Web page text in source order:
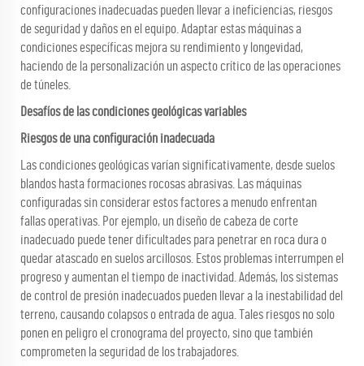
configuraciones inadecuadas pueden llevar a ineficiencias, riesgos
de seguridad y daños en el equipo. Adaptar estas máquinas a
condiciones específicas mejora su rendimiento y longevidad,
haciendo de la personalización un aspecto crítico de las operaciones
de túneles.
Desafíos de las condiciones geológicas variables
Riesgos de una configuración inadecuada
Las condiciones geológicas varían significativamente, desde suelos
blandos hasta formaciones rocosas abrasivas. Las máquinas
configuradas sin considerar estos factores a menudo enfrentan
fallas operativas. Por ejemplo, un diseño de cabeza de corte
inadecuado puede tener dificultades para penetrar en roca dura o
quedar atascado en suelos arcillosos. Estos problemas interrumpen el
progreso y aumentan el tiempo de inactividad. Además, los sistemas
de control de presión inadecuados pueden llevar a la inestabilidad del
terreno, causando colapsos o entrada de agua. Tales riesgos no solo
ponen en peligro el cronograma del proyecto, sino que también
comprometen la seguridad de los trabajadores.